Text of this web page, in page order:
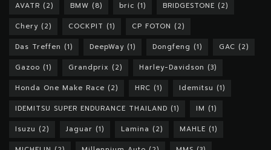
AVATR (2) BMW (8) bric (1) BRIDGESTONE (2)
Chery (2) COCKPIT (1) CP FOTON (2)
Das Treffen (1) DeepWay (1) Dongfeng (1) GAC (2)
Gazoo (1) Grandprix (2) Harley-Davidson (3)
Honda One Make Race (2) HRC (1) Idemitsu (1)
IDEMITSU SUPER ENDURANCE THAILAND (1) IM (1)
Isuzu (2) Jaguar (1) Lamina (2) MAHLE (1)